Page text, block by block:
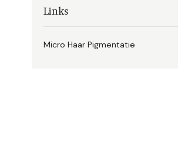
Links
Micro Haar Pigmentatie